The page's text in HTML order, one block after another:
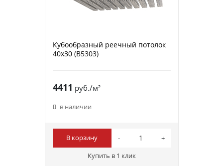
Кубообразный реечный потолок
40х30 (B5303)
4411 руб./м²
в наличии
В корзину
Купить в 1 клик